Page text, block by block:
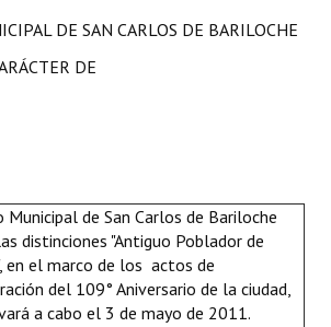
- Registro
- Registro
- Registro
DE SAN CARLOS DE BARILOCHE
DE
Municipal de San Carlos de Bariloche
distinciones "Antiguo Poblador de
en el marco de los actos de
del 109° Aniversario de la ciudad,
a cabo el 3 de mayo de 2011.